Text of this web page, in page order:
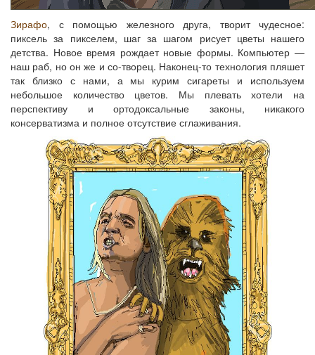
Зирафо, с помощью железного друга, творит чудесное:
пиксель за пикселем, шаг за шагом рисует цветы нашего
детства. Новое время рождает новые формы. Компьютер —
наш раб, но он же и со-творец. Наконец-то технология пляшет
так близко с нами, а мы курим сигареты и используем
небольшое количество цветов. Мы плевать хотели на
перспективу и ортодоксальные законы, никакого
консерватизма и полное отсутствие сглаживания.